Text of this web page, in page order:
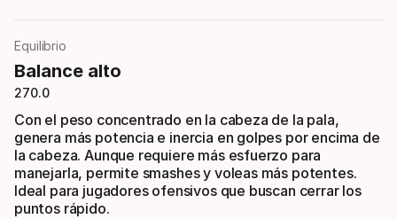
Equilibrio
Balance alto
270.0
Con el peso concentrado en la cabeza de la pala,
genera más potencia e inercia en golpes por encima de
la cabeza. Aunque requiere más esfuerzo para
manejarla, permite smashes y voleas más potentes.
Ideal para jugadores ofensivos que buscan cerrar los
puntos rápido.